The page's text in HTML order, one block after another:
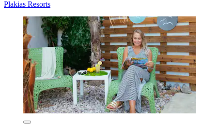
Plakias Resorts